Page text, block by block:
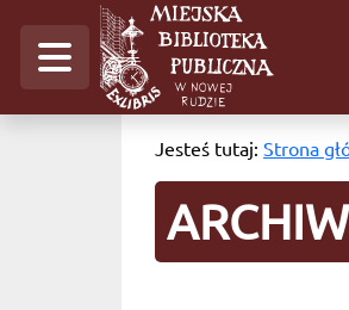
Jesteś tutaj: Strona